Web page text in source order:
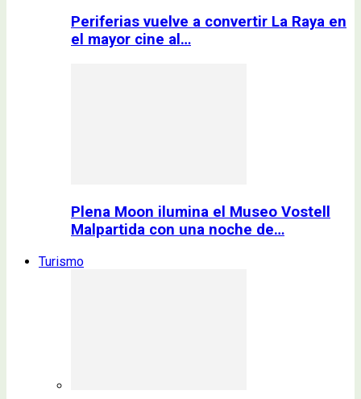
Periferias vuelve a convertir La Raya en
el mayor cine al…
Plena Moon ilumina el Museo Vostell
Malpartida con una noche de…
Turismo